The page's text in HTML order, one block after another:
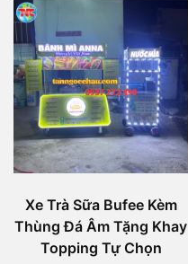
Xe Trà Sữa Bufee Kèm
Thùng Đá Âm Tặng Khay
Topping Tự Chọn